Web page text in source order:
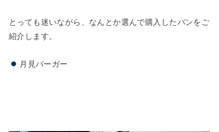
とっても迷いながら、なんとか選んで購入したパンをご
紹介します。
月見バーガー